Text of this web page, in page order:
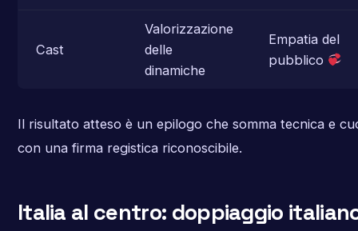
Cast
Valorizzazione
delle
dinamiche
Empatia del
pubblico
Il risultato atteso è un epilogo che somma tecnica e
con una firma registica riconoscibile.
Italia al centro: doppiaggio